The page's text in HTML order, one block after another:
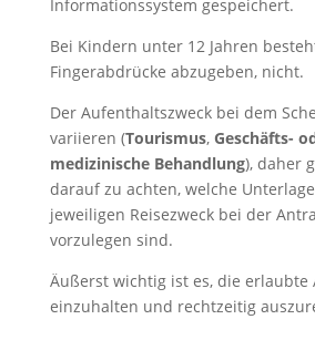
Informationssystem gespeichert.
Bei Kindern unter 12 Jahren
Fingerabdrücke abzugeben, nicht.
Der Aufenthaltszweck bei dem
variieren (Tourismus, Geschäfts-
medizinische Behandlung), daher
darauf zu achten, welche
jeweiligen Reisezweck bei der
vorzulegen sind.
Äußerst wichtig ist es, die
einzuhalten und rechtzeitig